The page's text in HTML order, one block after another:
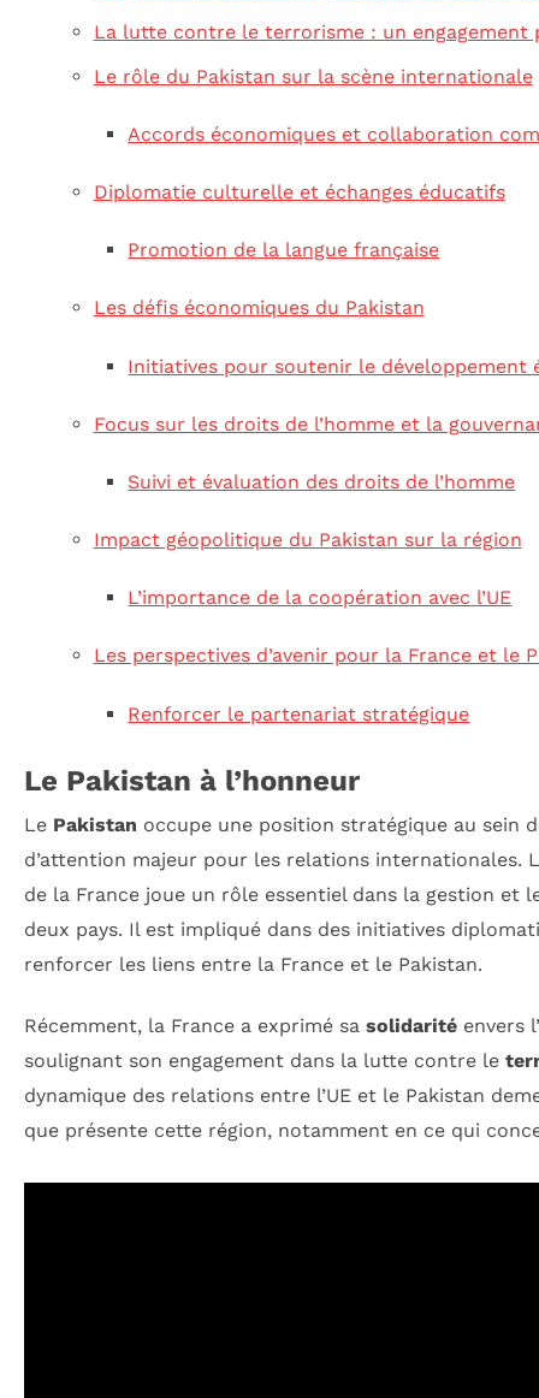
La lutte contre le terrorisme : un engagement
Le rôle du Pakistan sur la scène internationale
Accords économiques et collaboration
Diplomatie culturelle et échanges éducatifs
Promotion de la langue française
Les défis économiques du Pakistan
Initiatives pour soutenir le développement
Focus sur les droits de l’homme et la
Suivi et évaluation des droits de l’homme
Impact géopolitique du Pakistan sur la région
L’importance de la coopération avec l’UE
Les perspectives d’avenir pour la France et le
Renforcer le partenariat stratégique
Le Pakistan à l’honneur
Le Pakistan occupe une position stratégique au sein
d’attention majeur pour les relations internationales.
de la France joue un rôle essentiel dans la gestion et
deux pays. Il est impliqué dans des initiatives
renforcer les liens entre la France et le Pakistan.
Récemment, la France a exprimé sa solidarité envers
soulignant son engagement dans la lutte contre le
dynamique des relations entre l’UE et le Pakistan
que présente cette région, notamment en ce qui